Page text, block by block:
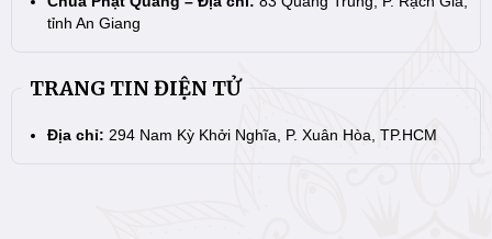
tỉnh An Giang
TRANG TIN ĐIỆN TỬ
Địa chỉ: 294 Nam Kỳ Khởi Nghĩa, P. Xuân Hòa, TP.HCM